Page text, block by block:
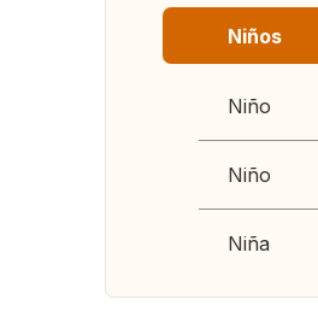
Niños
Niño
Niño
Niña